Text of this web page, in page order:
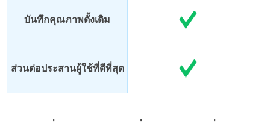
บันทึกคุณภาพดั้งเดิม
ส่วนต่อประสานผู้ใช้ที่ดีที่สุด